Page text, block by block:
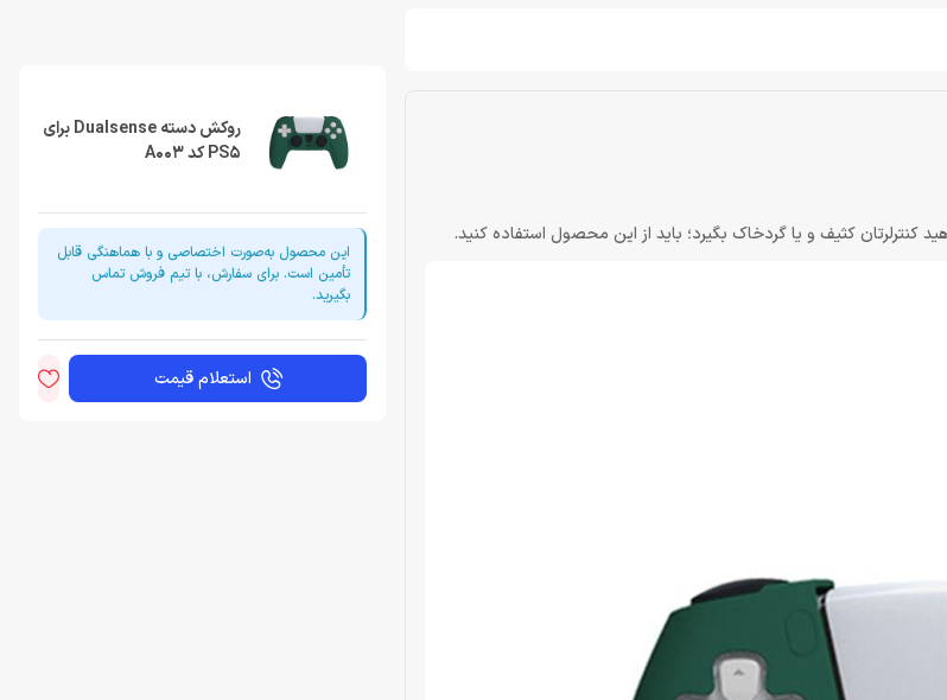
کثیف و یا گردخاک بگیرد؛ باید از این محصول استفاده کنید.
روکش دسته Dualsense برای
PS5 کد A003
این محصول به‌صورت اختصاصی و با هماهنگی قابل
تأمین است. برای سفارش، با تیم فروش تماس
بگیرید.
استعلام قیمت